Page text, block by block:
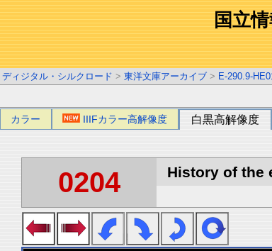
国立
ディジタル・シルクロード > 東洋文庫アーカイブ > E-290.9-
カラー IIIFカラー高解像度 白黒高解像度
0204 History of the